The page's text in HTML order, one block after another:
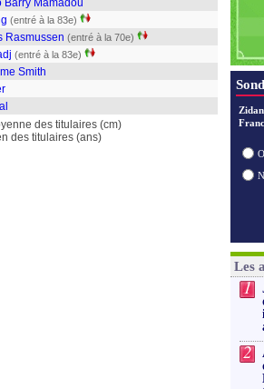
Barry Mamadou
(entré à la 83e)
Rasmussen (entré à la 70e)
(entré à la 83e)
Smith
des titulaires (cm)
des titulaires (ans)
Les
1
2